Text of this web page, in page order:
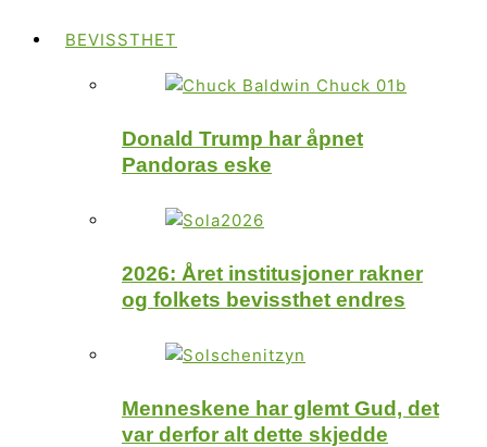
BEVISSTHET
Donald Trump har åpnet
Pandoras eske
2026: Året institusjoner rakner
og folkets bevissthet endres
Menneskene har glemt Gud, det
var derfor alt dette skjedde